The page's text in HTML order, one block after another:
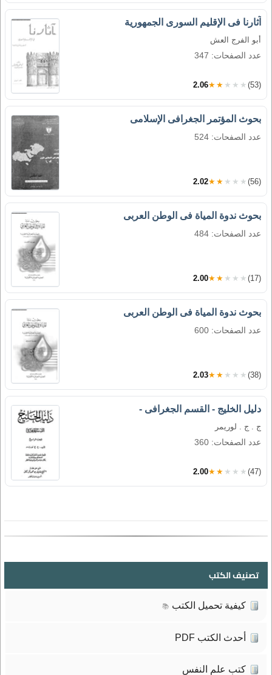
آثارنا فى الإقليم السورى الجمهورية
أبو الفرج العش
عدد الصفحات: 347
2.06★★★★★ (53)
بحوث المؤتمر الجغرافى الإسلامى
عدد الصفحات: 524
2.02★★★★★ (56)
بحوث ندوة المياة فى الوطن العربى
عدد الصفحات: 484
2.00★★★★★ (17)
بحوث ندوة المياة فى الوطن العربى
عدد الصفحات: 600
2.03★★★★★ (38)
دليل الخليج - القسم الجغرافى -
ج . ج . لوريمر
عدد الصفحات: 360
2.00★★★★★ (47)
تصنيف الكتب
كيفية تحميل الكتب 📚
أحدث الكتب PDF
كتب علم النفس